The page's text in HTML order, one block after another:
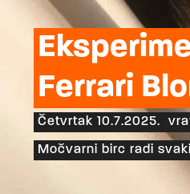
Ferrari
Četvrtak 10.7.2025.
Močvarni birc radi